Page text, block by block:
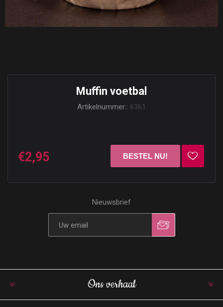
Muffin voetbal
Artikelnummer:: 6361
€2,95
Nieuwsbrief
Ons verhaal